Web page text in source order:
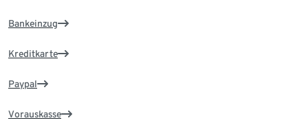
Bankeinzug
Kreditkarte
Paypal
Vorauskasse